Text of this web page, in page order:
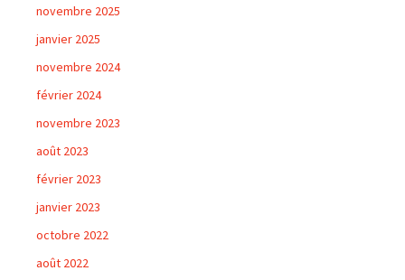
novembre 2025
janvier 2025
novembre 2024
février 2024
novembre 2023
août 2023
février 2023
janvier 2023
octobre 2022
août 2022